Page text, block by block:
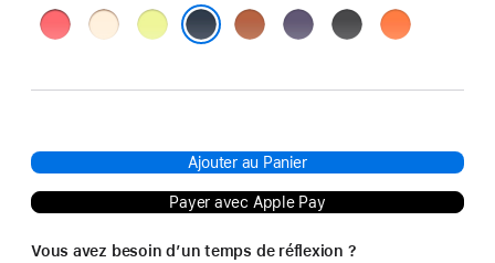
Rose
VanilleJaune
Terracotta
BrumeNoir Orange
Ajouter au Panier
Payer avec Apple Pay
Vous avez besoin d’un temps de réflexion ?